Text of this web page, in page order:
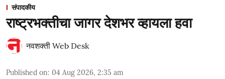
संपादकीय
राष्ट्रभक्तीचा जागर देशभर व्हायला हवा
नवशक्ती Web Desk
Published on: 04 Aug 2026, 2:35 am